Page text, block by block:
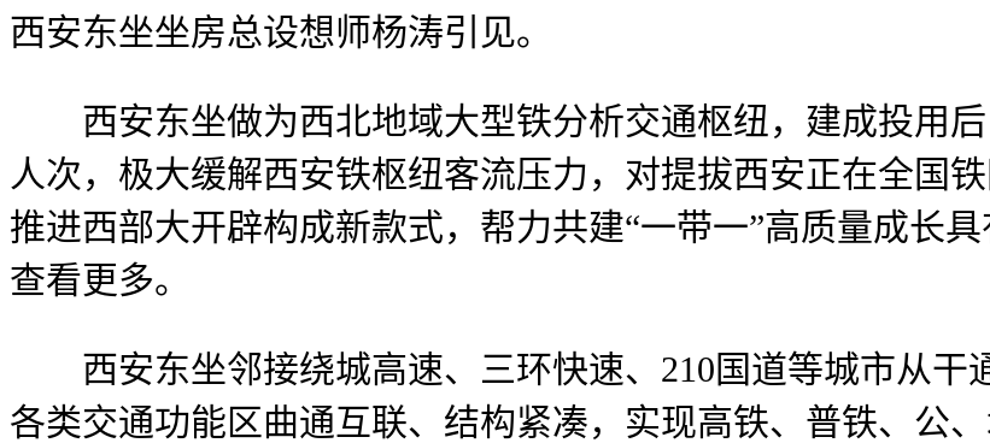
西安东坐坐房总设想师杨涛引见。
西安东坐做为西北地域大型铁分析交通枢纽，建成投用后
人次，极大缓解西安铁枢纽客流压力，对提拔西安正在全国
推进西部大开辟构成新款式，帮力共建“一带一”高质量成长
查看更多。
西安东坐邻接绕城高速、三环快速、210国道等城市从干
各类交通功能区曲通互联、结构紧凑，实现高铁、普铁、公